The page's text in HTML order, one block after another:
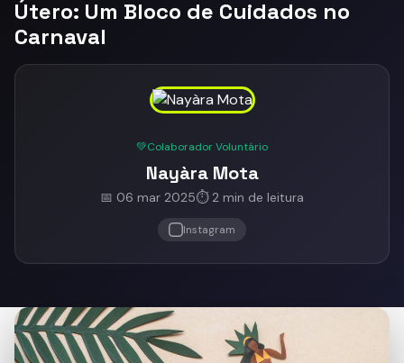
Útero: Um Bloco de Cuidados no
Carnaval
💚Colaborador Voluntário
Nayàra Mota
📅 06 mar 2025⏱️ 2 min de leitura
Instagram